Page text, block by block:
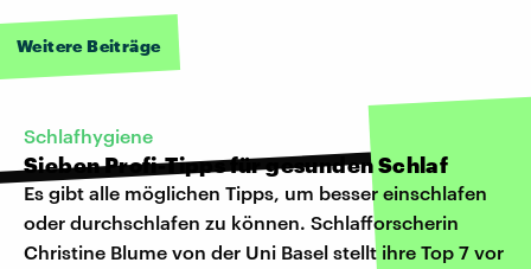
Weitere Beiträge
Schlafhygiene
Sieben Profi-Tipps für gesunden Schlaf
Es gibt alle möglichen Tipps, um besser einschlafen
oder durchschlafen zu können. Schlafforscherin
Christine Blume von der Uni Basel stellt ihre Top 7 vor